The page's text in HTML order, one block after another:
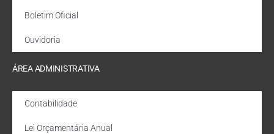
Boletim Oficial
Ouvidoria
ÁREA ADMINISTRATIVA
Contabilidade
Lei Orçamentária Anual